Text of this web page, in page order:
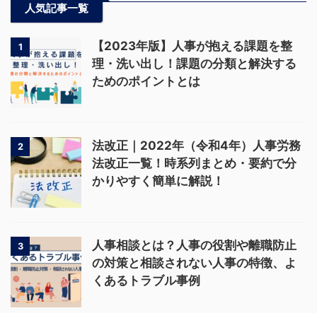
人気記事一覧
1
【2023年版】人事が抱える課題を整
理・洗い出し！課題の分類と解決する
ためのポイントとは
2
法改正｜2022年（令和4年）人事労務
法改正一覧！時系列まとめ・要約で分
かりやすく簡単に解説！
3
人事相談とは？人事の役割や離職防止
の対策と相談されない人事の特徴、よ
くあるトラブル事例